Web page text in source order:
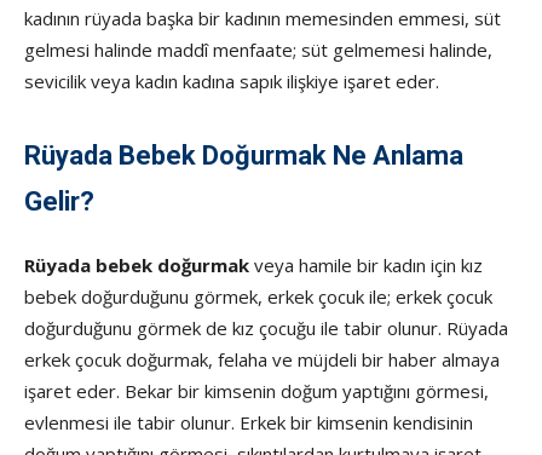
kadının rüyada başka bir kadının memesinden emmesi, süt
gelmesi halinde maddî menfaate; süt gelmemesi halinde,
sevicilik veya kadın kadına sapık ilişkiye işaret eder.
Rüyada Bebek Doğurmak Ne Anlama
Gelir?
Rüyada bebek doğurmak veya hamile bir kadın için kız
bebek doğurduğunu görmek, erkek çocuk ile; erkek çocuk
doğurduğunu görmek de kız çocuğu ile tabir olunur. Rüyada
erkek çocuk doğurmak, felaha ve müjdeli bir haber almaya
işaret eder. Bekar bir kimsenin doğum yaptığını görmesi,
evlenmesi ile tabir olunur. Erkek bir kimsenin kendisinin